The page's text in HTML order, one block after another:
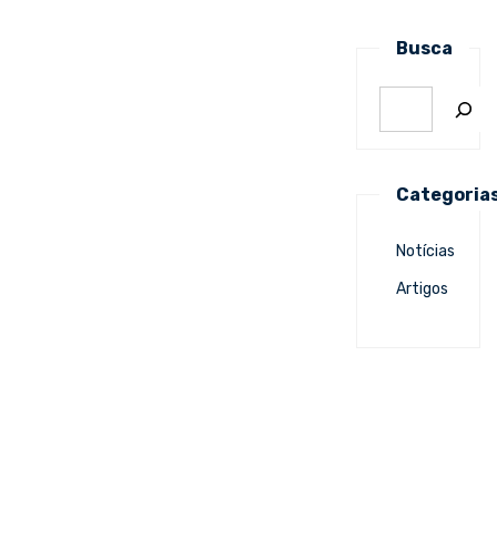
Busca
Notícias
Artigos